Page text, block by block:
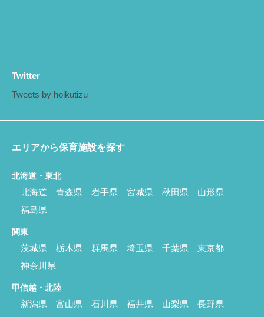
Twitter
Tweets by hoikutizu
エリアから保育施設を探す
北海道・東北
北海道 青森県 岩手県 宮城県 秋田県
山形県
福島県
関東
茨城県 栃木県 群馬県 埼玉県 千葉県
東京都
神奈川県
甲信越・北陸
新潟県 富山県 石川県 福井県 山梨県 長野県